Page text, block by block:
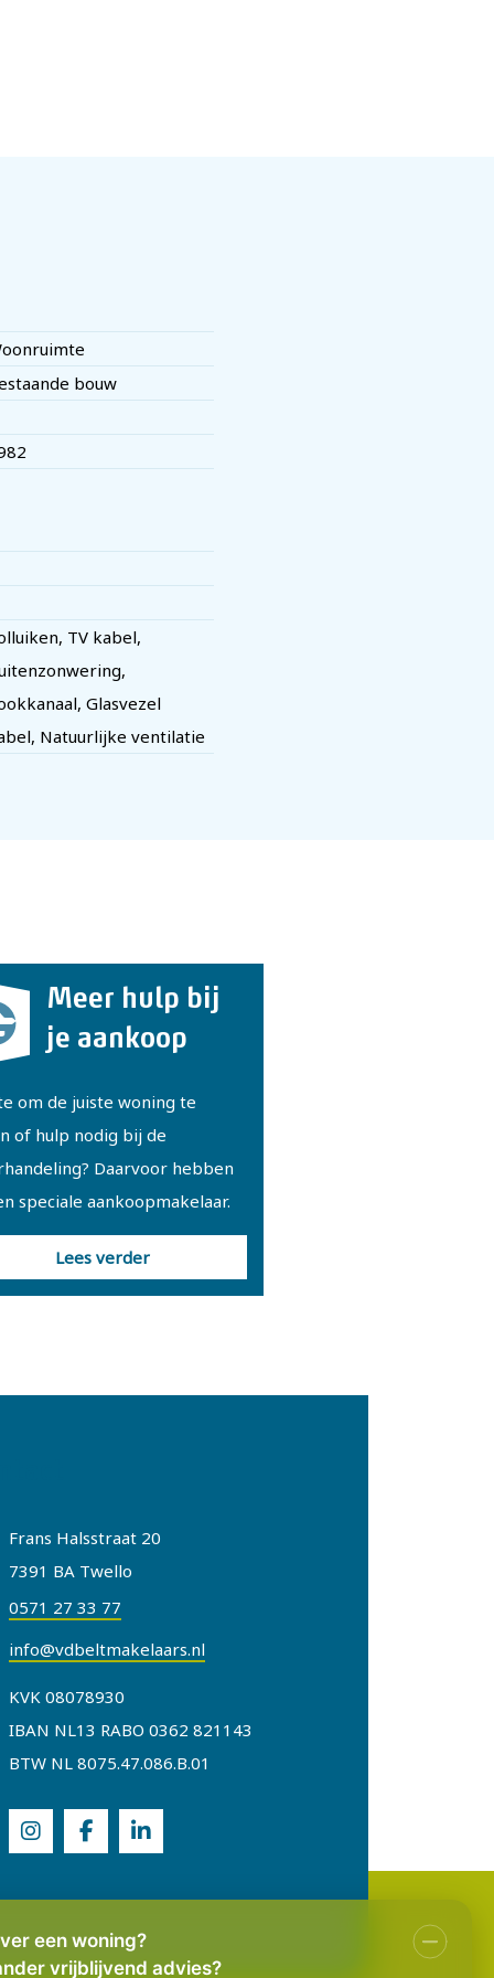
bouw
TV kabel,
Glasvezel
Natuurlijke ventilatie
Meer hulp bij
je aankoop
om de juiste woning te
of hulp nodig bij de
Daarvoor hebben
speciale aankoopmakelaar.
Lees verder
Frans Halsstraat 20
7391 BA Twello
0571 27 33 77
info@vdbeltmakelaars.nl
KVK 08078930
IBAN NL13 RABO 0362 821143
BTW NL 8075.47.086.B.01